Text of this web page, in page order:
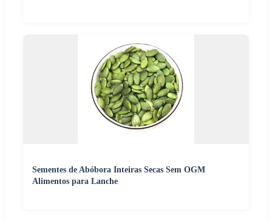
Sementes de Abóbora Inteiras Secas Sem OGM
Alimentos para Lanche